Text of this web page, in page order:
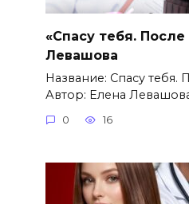
«Спасу тебя.
Левашова
Название: Спасу тебя.
Автор: Елена
0 16